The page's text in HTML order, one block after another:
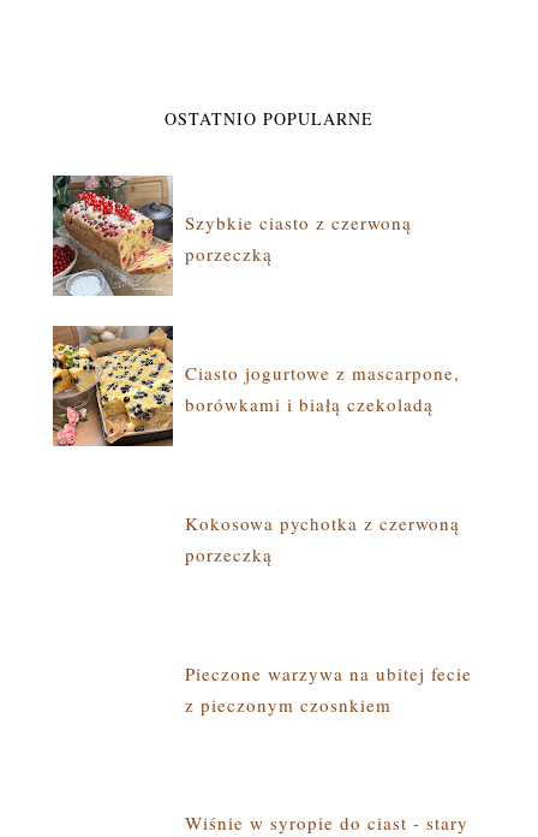
OSTATNIO POPULARNE
Szybkie ciasto z czerwoną
porzeczką
Ciasto jogurtowe z mascarpone,
borówkami i białą czekoladą
Kokosowa pychotka z czerwoną
porzeczką
Pieczone warzywa na ubitej fecie
z pieczonym czosnkiem
Wiśnie w syropie do ciast - stary